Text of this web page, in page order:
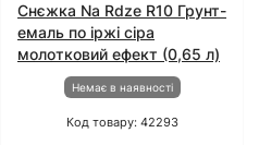
Снєжка Na Rdze R10 Грунт-
емаль по іржі сіра
молотковий ефект (0,65 л)
Немає в наявності
Код товару: 42293